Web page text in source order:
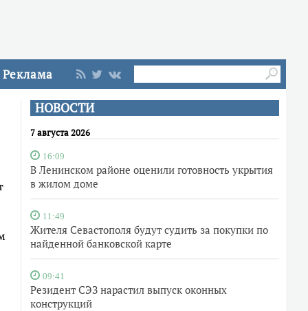
Реклама
НОВОСТИ
7 августа 2026
16:09
В Ленинском районе оценили готовность укрытия
в жилом доме
11:49
Жителя Севастополя будут судить за покупки по
найденной банковской карте
09:41
Резидент СЭЗ нарастил выпуск оконных
конструкций